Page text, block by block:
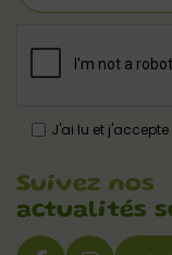
J'ai lu et j'accepte
Suivez nos
actualités